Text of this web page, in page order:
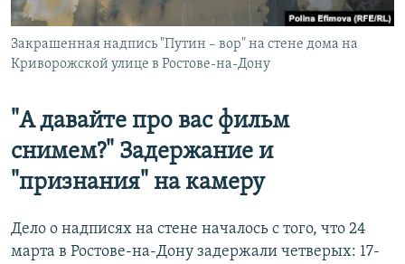
Закрашенная надпись "Путин – вор" на стене дома на
Криворожской улице в Ростове-на-Дону
"А давайте про вас фильм
снимем?" Задержание и
"признания" на камеру
Дело о надписях на стене началось с того, что 24
марта в Ростове-на-Дону задержали четверых: 17-